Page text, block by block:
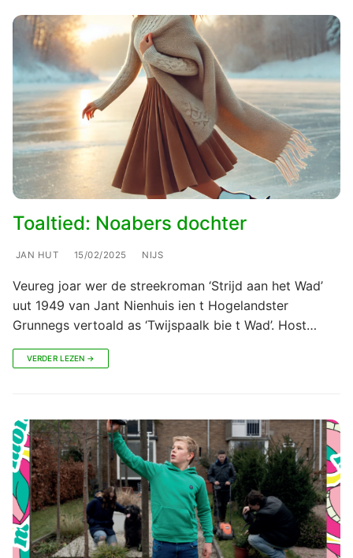
Toaltied: Noabers dochter
JAN HUT 15/02/2025 NIJS
Veureg joar wer de streekroman ‘Strijd aan het Wad’
uut 1949 van Jant Nienhuis ien t Hogelandster
Grunnegs vertoald as ‘Twijspaalk bie t Wad’. Host…
VERDER LEZEN →